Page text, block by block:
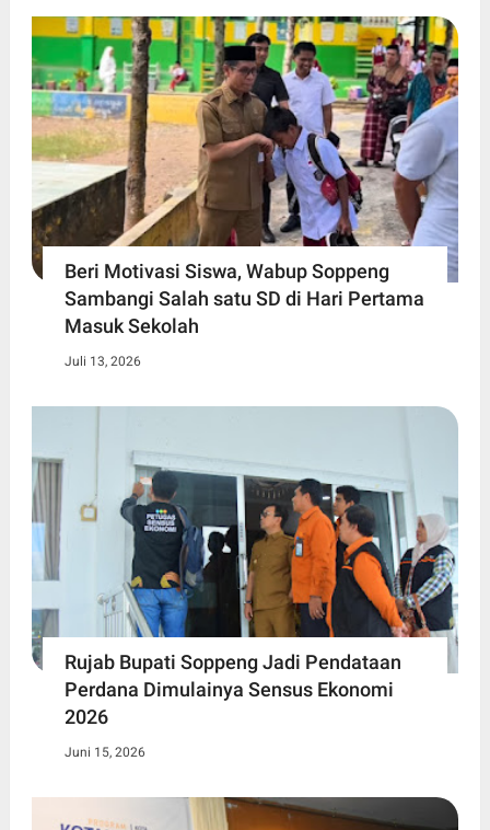
Beri Motivasi Siswa, Wabup Soppeng
Sambangi Salah satu SD di Hari Pertama
Masuk Sekolah
Juli 13, 2026
Rujab Bupati Soppeng Jadi Pendataan
Perdana Dimulainya Sensus Ekonomi
2026
Juni 15, 2026